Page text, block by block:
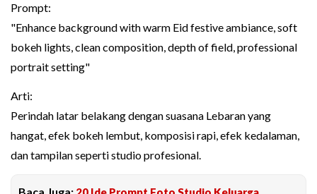
Prompt:
"Enhance background with warm Eid festive ambiance, soft
bokeh lights, clean composition, depth of field, professional
portrait setting"
Arti:
Perindah latar belakang dengan suasana Lebaran yang
hangat, efek bokeh lembut, komposisi rapi, efek kedalaman,
dan tampilan seperti studio profesional.